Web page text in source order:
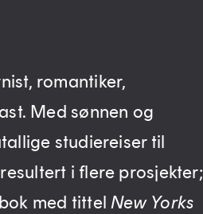
romantiker,
Med sønnen og
studiereiser til
i flere prosjekter;
med tittelNew Yorks